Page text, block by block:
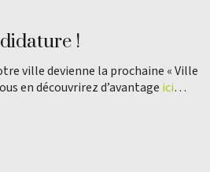
!
ville devienne la prochaine « Ville
en découvrirez d’avantage ici…